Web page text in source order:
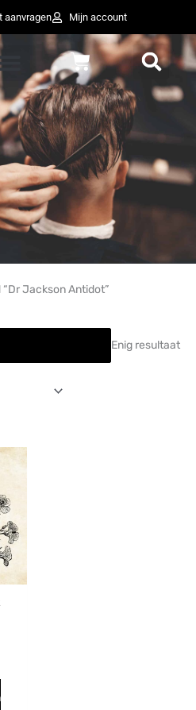
aanvragen Mijn account
Winkelwagen
Jackson Antidot”
Enig resultaat